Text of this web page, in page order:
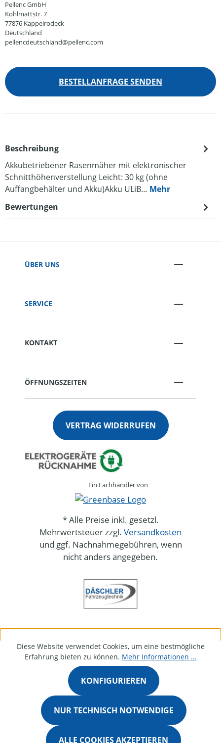
Pellenc GmbH
Kohlmattstr. 7
77876 Kappelrodeck
Deutschland
pellencdeutschland@pellenc.com
BESTELLANFRAGE SENDEN
Beschreibung
Akkubetriebener Rasenmäher mit elektronischer
Schnitthöhenverstellung Leicht: 30 kg (ohne
Auffangbehälter und Akku)Akku ULiB… Mehr
Bewertungen
ÜBER UNS
SERVICE
KONTAKT
ÖFFNUNGSZEITEN
VERTRAG WIDERRUFEN
Ein Fachhändler von
* Alle Preise inkl. gesetzl.
Mehrwertsteuer zzgl. Versandkosten
und ggf. Nachnahmegebühren, wenn
nicht anders angegeben.
Diese Website verwendet Cookies, um eine bestmögliche
Erfahrung bieten zu können. Mehr Informationen ...
NUR TECHNISCH NOTWENDIGE
KONFIGURIEREN
ALLE COOKIES AKZEPTIEREN